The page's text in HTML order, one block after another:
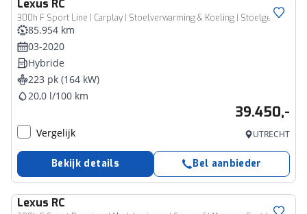
Lexus RC
300h F Sport Line | Carplay | Stoelverwarming & Koeling | Stoelgeheugen |
85.954 km
03-2020
Hybride
223 pk (164 kW)
20,0 l/100 km
39.450,-
Vergelijk UTRECHT
Bekijk details Bel aanbieder
Lexus RC